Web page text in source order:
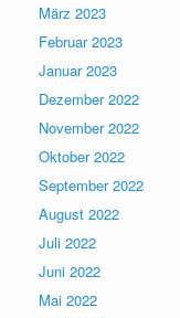
März 2023
Februar 2023
Januar 2023
Dezember 2022
November 2022
Oktober 2022
September 2022
August 2022
Juli 2022
Juni 2022
Mai 2022